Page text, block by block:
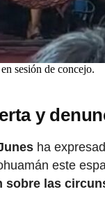
sesión de concejo.
y
ha
este
las